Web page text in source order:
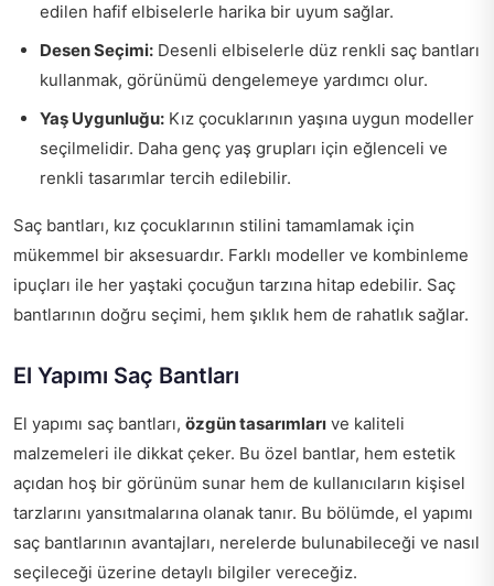
edilen hafif elbiselerle harika bir uyum sağlar.
Desen Seçimi: Desenli elbiselerle düz renkli saç bantları
kullanmak, görünümü dengelemeye yardımcı olur.
Yaş Uygunluğu: Kız çocuklarının yaşına uygun modeller
seçilmelidir. Daha genç yaş grupları için eğlenceli ve
renkli tasarımlar tercih edilebilir.
Saç bantları, kız çocuklarının stilini tamamlamak için
mükemmel bir aksesuardır. Farklı modeller ve kombinleme
ipuçları ile her yaştaki çocuğun tarzına hitap edebilir. Saç
bantlarının doğru seçimi, hem şıklık hem de rahatlık sağlar.
El Yapımı Saç Bantları
El yapımı saç bantları, özgün tasarımları ve kaliteli
malzemeleri ile dikkat çeker. Bu özel bantlar, hem estetik
açıdan hoş bir görünüm sunar hem de kullanıcıların kişisel
tarzlarını yansıtmalarına olanak tanır. Bu bölümde, el yapımı
saç bantlarının avantajları, nerelerde bulunabileceği ve nasıl
seçileceği üzerine detaylı bilgiler vereceğiz.